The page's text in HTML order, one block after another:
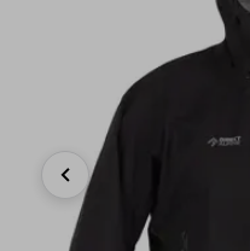
Previous